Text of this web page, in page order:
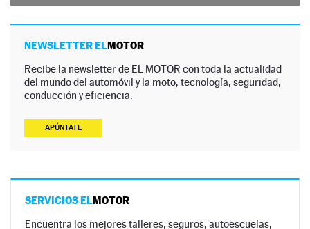
NEWSLETTER ELMOTOR
Recibe la newsletter de EL MOTOR con toda la actualidad
del mundo del automóvil y la moto, tecnología, seguridad,
conducción y eficiencia.
APÚNTATE
SERVICIOS ELMOTOR
Encuentra los mejores talleres, seguros, autoescuelas,